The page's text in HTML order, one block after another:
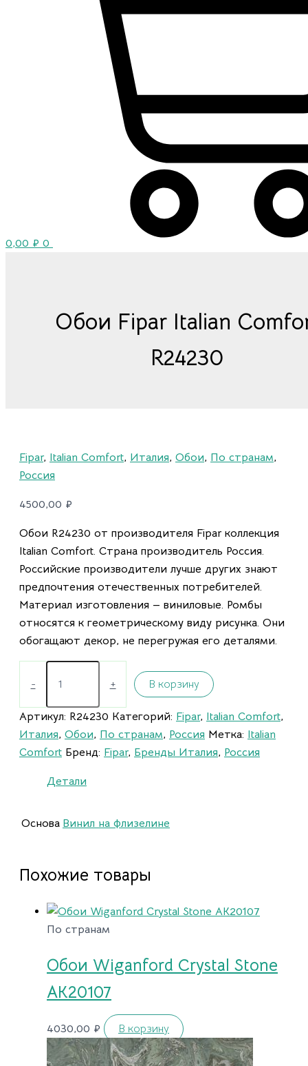
0,00 ₽ 0
Обои Fipar Italian
R24230
Fipar, Italian Comfort, Италия, Обои, По странам,
Россия
4500,00 ₽
Обои R24230 от производителя Fipar коллекция
Italian Comfort. Страна производитель Россия.
Российские производители лучше других знают
предпочтения отечественных потребителей.
Материал изготовления — виниловые. Ромбы
относятся к геометрическому виду рисунка. Они
обогащают декор, не перегружая его деталями.
- + В корзину
Артикул: R24230 Категорий: Fipar, Italian Comfort,
Италия, Обои, По странам, Россия Метка: Italian
Comfort Бренд: Fipar, Бренды Италия, Россия
Детали
Основа Винил на флизелине
Похожие товары
По странам
Обои Wiganford Crystal Stone
AK20107
4030,00 ₽ В корзину